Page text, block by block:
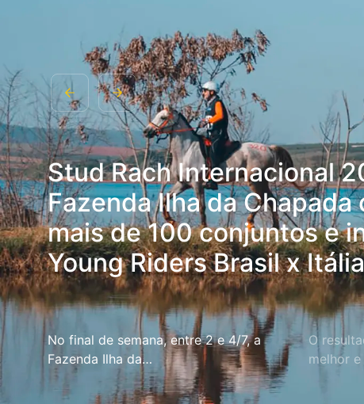
Stud Rach Internacional
Fazenda Ilha da Chapada
mais de 100 conjuntos e
Young Riders Brasil x Itália
No final de semana, entre 2 e 4/7, a
Fazenda Ilha da…
O
melhor